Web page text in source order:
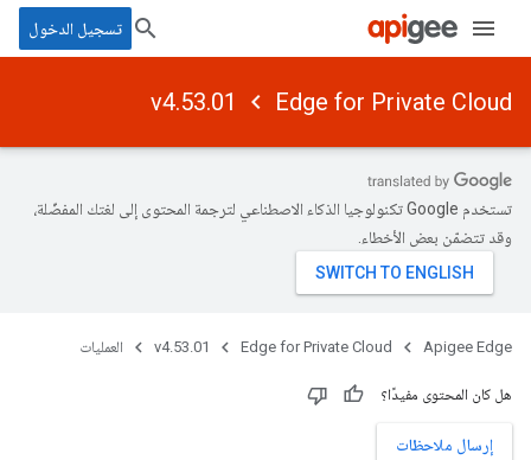
تسجيل الدخول
Edge for Private Cloud
v4.53.01
تستخدم Google تكنولوجيا الذكاء الاصطناعي لترجمة المحتوى إلى لغتك المفضّلة،
وقد تتضمّن بعض الأخطاء.
Apigee Edge
Edge for Private Cloud
v4.53.01 العمليات
هل كان المحتوى مفيدًا؟
إرسال ملاحظات